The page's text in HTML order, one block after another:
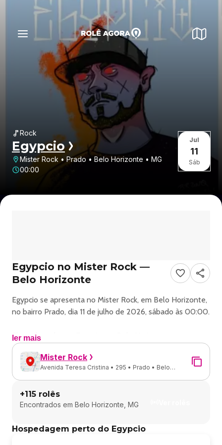
Rock
Egypcio
Mister Rock • Prado • Belo Horizonte • MG
00:00
Jul
11
Sáb
Egypcio no Mister Rock —
Belo Horizonte
Egypcio se apresenta no Mister Rock, em Belo Horizonte,
no bairro Prado, dia 11 de julho de 2026, sábado às 00:00.
Show de rock com Egypcio em Belo Horizonte.
Endereço: Avenida Tereza Cristina, 295 - Prado.
Ingressos e valores: consulte os canais oficiais do evento.
🎸🔥 DIA MUNDIAL DO ROCK 2026 🔥🎸
CPM 22 – Turnê 30 Anos • Camisa de Vênus – Turnê 40
ler mais
Mister Rock
Avenida Teresa Cristina • 295 • Prado • Belo
+115 rolês
Encontrados em Belo Horizonte, MG
Hospedagem perto do Egypcio